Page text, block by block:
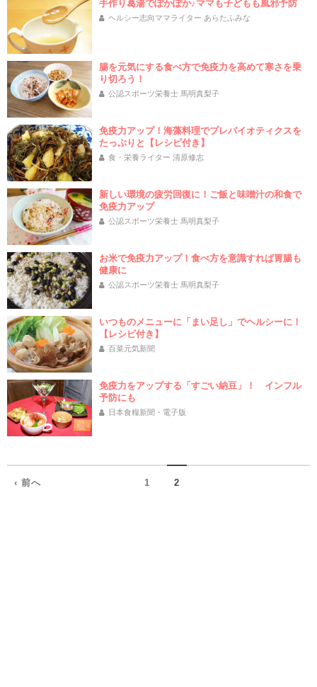
手作り葛湯でぽかぽか♪ママも子どもも風邪予防
ヘルシー志向ママライター あらたふみな
腸を元気にする食べ方で免疫力を高めて寒さを乗
り切ろう！
公認スポーツ栄養士 馬明真梨子
免疫力アップ！海藻料理でプレバイオティクスを
たっぷりと【レシピ付き】
食・栄養ライター 清原修志
新しい環境の疲労回復に！ご飯と味噌汁の和食で
免疫力アップ
公認スポーツ栄養士 馬明真梨子
お米で免疫力アップ！食べ方を意識すれば胃腸も
健康に
公認スポーツ栄養士 馬明真梨子
いつものメニューに「まい足し」でヘルシーに！
【レシピ付き】
百菜元気新聞
免疫力をアップする「すごい納豆」！ インフル
予防にも
日本食糧新聞・電子版
‹ 前へ 1 2